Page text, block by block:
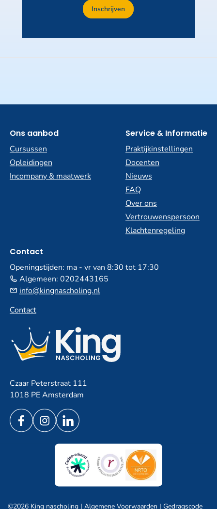
Inschrijven
Ons aanbod
Cursussen
Opleidingen
Incompany & maatwerk
Service & Informatie
Praktijkinstellingen
Docenten
Nieuws
FAQ
Over ons
Vertrouwenspersoon
Klachtenregeling
Contact
Openingstijden: ma - vr van 8:30 tot 17:30
Algemeen: 0202443165
info@kingnascholing.nl
Contact
Czaar Peterstraat 111
1018 PE Amsterdam
©2026 King nascholing | Algemene Voorwaarden | Gedragscode